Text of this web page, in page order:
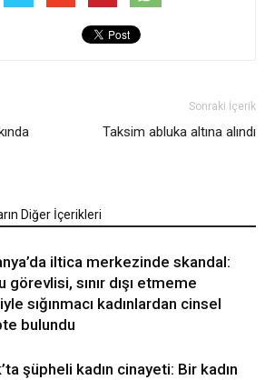
Sonraki İçerik
Taksim abluka altına alındı
Diğer İçerikleri
iltica merkezinde skandal:
görevlisi, sınır dışı etmeme
sığınmacı kadınlardan cinsel
bulundu
şüpheli kadın cinayeti: Bir kadın